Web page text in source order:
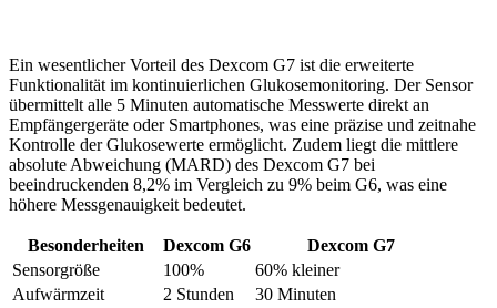
Ein wesentlicher Vorteil des Dexcom G7 ist die erweiterte
Funktionalität im kontinuierlichen Glukosemonitoring. Der Sensor
übermittelt alle 5 Minuten automatische Messwerte direkt an
Empfängergeräte oder Smartphones, was eine präzise und zeitnahe
Kontrolle der Glukosewerte ermöglicht. Zudem liegt die mittlere
absolute Abweichung (MARD) des Dexcom G7 bei
beeindruckenden 8,2% im Vergleich zu 9% beim G6, was eine
höhere Messgenauigkeit bedeutet.
Besonderheiten Dexcom G6
Dexcom G7
Sensorgröße
100%
60% kleiner
Aufwärmzeit
2 Stunden
30 Minuten